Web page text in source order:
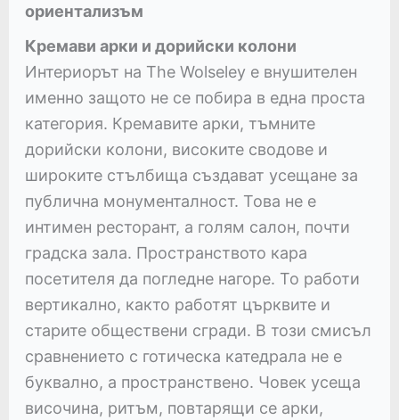
ориентализъм
Кремави арки и дорийски колони
Интериорът на The Wolseley е внушителен
именно защото не се побира в една проста
категория. Кремавите арки, тъмните
дорийски колони, високите сводове и
широките стълбища създават усещане за
публична монументалност. Това не е
интимен ресторант, а голям салон, почти
градска зала. Пространството кара
посетителя да погледне нагоре. То работи
вертикално, както работят църквите и
старите обществени сгради. В този смисъл
сравнението с готическа катедрала не е
буквално, а пространствено. Човек усеща
височина, ритъм, повтарящи се арки,